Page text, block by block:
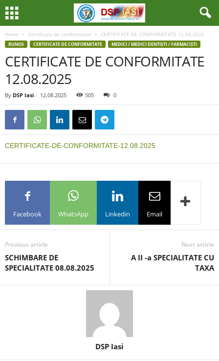
Home Certificate de conformitate CERTIFICATE DE CONFORMITATE 12.08.2025
RUNOS CERTIFICATE DE CONFORMITATE MEDICI / MEDICI DENTIȘTI / FARMACIȘTI
CERTIFICATE DE CONFORMITATE
12.08.2025
By DSP Iasi - 12.08.2025 505 0
CERTIFICATE-DE-CONFORMITATE-12.08.2025
Facebook WhatsApp Linkedin Email
Previous article
SCHIMBARE DE
SPECIALITATE 08.08.2025
Next article
A II -a SPECIALITATE CU
TAXA
DSP Iasi